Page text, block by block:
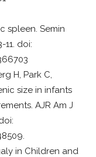
spleen. Semin
11. doi:
H, Park C,
size in infants
AJR Am J
in Children and